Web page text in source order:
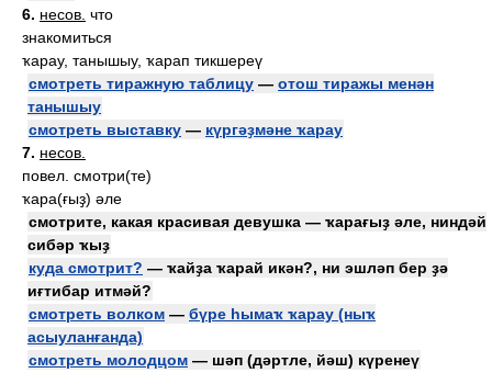
6. несов. что
знакомиться
ҡарау, танышыу, ҡарап тикшереү
смотреть тиражную таблицу — отош тиражы менән
танышыу
смотреть выставку — күргәҙмәне ҡарау
7. несов.
повел. смотри(те)
ҡара(ғыҙ) әле
смотрите, какая красивая девушка — ҡарағыҙ әле, ниндәй
сибәр ҡыҙ
куда смотрит? — ҡайҙа ҡарай икән?, ни эшләп бер ҙә
иғтибар итмәй?
смотреть волком — бүре һымаҡ ҡарау (ныҡ
асыуланғанда)
смотреть молодцом — шәп (дәртле, йәш) күренеү